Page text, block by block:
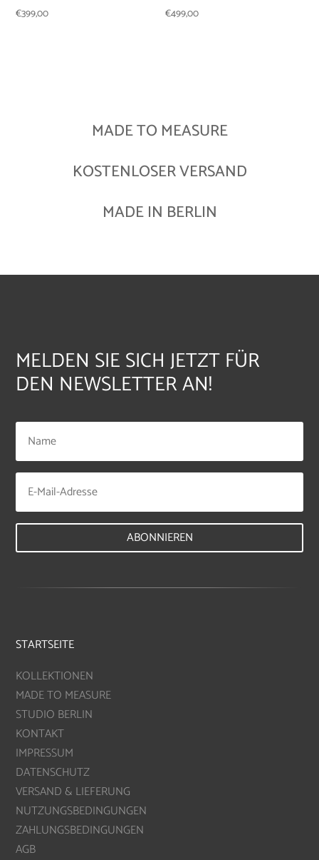
€399,00 €499,00
MADE TO MEASURE
KOSTENLOSER VERSAND
MADE IN BERLIN
MELDEN SIE SICH JETZT FÜR
DEN NEWSLETTER AN!
ABONNIEREN
STARTSEITE
KOLLEKTIONEN
MADE TO MEASURE
STUDIO BERLIN
KONTAKT
IMPRESSUM
DATENSCHUTZ
VERSAND & LIEFERUNG
NUTZUNGSBEDINGUNGEN
ZAHLUNGSBEDINGUNGEN
AGB